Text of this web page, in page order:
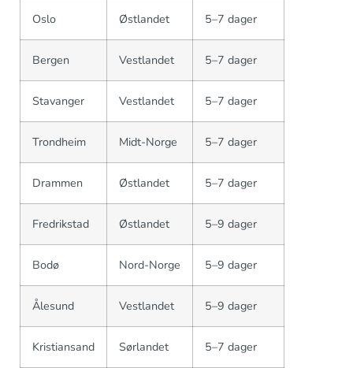
Oslo Østlandet 5–7 dager
Bergen Vestlandet 5–7 dager
Stavanger Vestlandet 5–7 dager
Trondheim Midt-Norge 5–7 dager
Drammen Østlandet 5–7 dager
Fredrikstad Østlandet 5–9 dager
Bodø Nord-Norge 5–9 dager
Ålesund Vestlandet 5–9 dager
Kristiansand Sørlandet 5–7 dager